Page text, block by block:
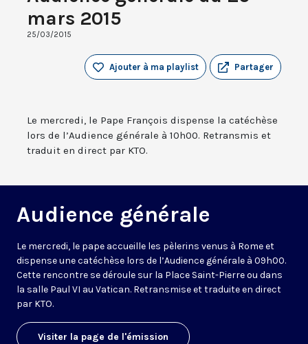
mars 2015
25/03/2015
Partager
Ajouter à ma playlist
Le mercredi, le Pape François dispense la catéchèse
lors de l’Audience générale à 10h00. Retransmis et
traduit en direct par KTO.
Audience générale
Le mercredi, le pape accueille les pèlerins venus à Rome et
dispense une catéchèse lors de l’Audience générale à 09h00.
Cette rencontre se déroule sur la Place Saint-Pierre ou dans
la salle Paul VI au Vatican. Retransmise et traduite en direct
par KTO.
Visiter la page de l'émission